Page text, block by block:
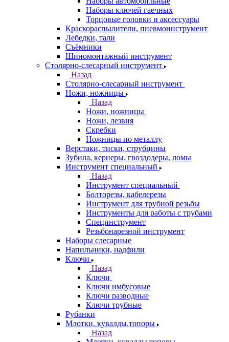
Наборы ключей гаечных
Торцовые головки и аксессуары
Краскораспылители, пневмоинструмент
Лебедки, тали
Съёмники
Шиномонтажный инструмент
Столярно-слесарный инструмент
Назад
Столярно-слесарный инструмент
Ножи, ножницы
Назад
Ножи, ножницы
Ножи, лезвия
Скребки
Ножницы по металлу
Верстаки, тиски, струбцины
Зубила, кернеры, гвоздодеры, ломы
Инструмент специальный
Назад
Инструмент специальный
Болторезы, кабелерезы
Инструмент для трубной резьбы
Инструменты для работы с трубами
Специнструмент
Резьбонарезной инструмент
Наборы слесарные
Напильники, надфили
Ключи
Назад
Ключи
Ключи имбусовые
Ключи разводные
Ключи трубные
Рубанки
Млотки, кувалды,топоры
Назад